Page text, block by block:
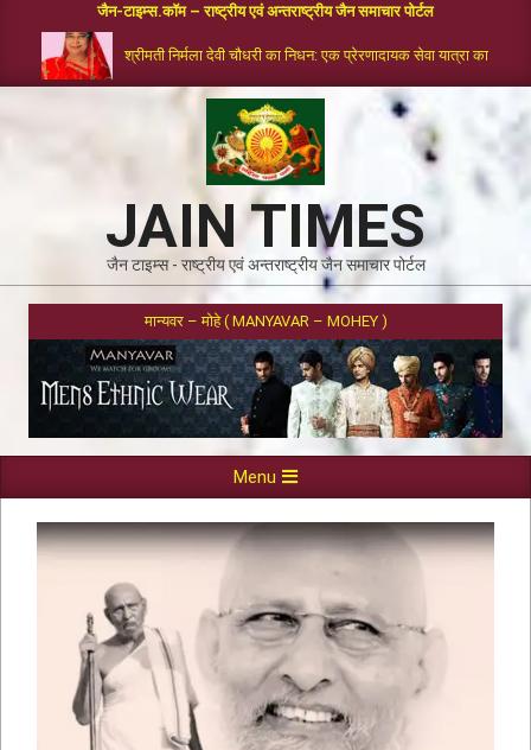
जैन-टाइम्स.कॉम – राष्ट्रीय एवं अन्तराष्ट्रीय जैन समाचार पोर्टल
श्रीमती निर्मला देवी चौधरी का निधन: एक प्रेरणादायक सेवा यात्रा का समापन
JAIN TIMES
जैन टाइम्स - राष्ट्रीय एवं अन्तराष्ट्रीय जैन समाचार पोर्टल
मान्यवर – मोहे ( MANYAVAR – MOHEY )
Menu